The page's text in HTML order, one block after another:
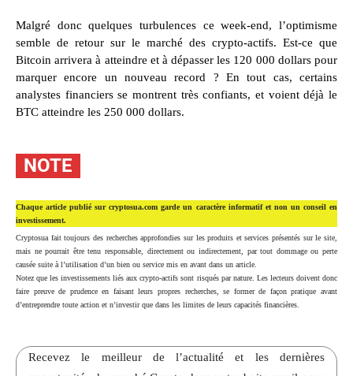
Malgré donc quelques turbulences ce week-end, l’optimisme
semble de retour sur le marché des crypto-actifs. Est-ce que
Bitcoin arrivera à atteindre et à dépasser les 120 000 dollars pour
marquer encore un nouveau record ? En tout cas, certains
analystes financiers se montrent très confiants, et voient déjà le
BTC atteindre les 250 000 dollars.
NOTE
Chaque article publié sur cryptosua.com garde un caractère informatif et non un conseil en
investissement.
Cryptosua fait toujours des recherches approfondies sur les produits et services présentés sur le site,
mais ne pourrait être tenu responsable, directement ou indirectement, par tout dommage ou perte
causée suite à l’utilisation d’un bien ou service mis en avant dans un article.
Notez que les investissements liés aux crypto-actifs sont risqués par nature. Les lecteurs doivent donc
faire preuve de prudence en faisant leurs propres recherches, se former de façon pratique avant
d’entreprendre toute action et n’investir que dans les limites de leurs capacités financières.
Recevez le meilleur de l’actualité et les dernières